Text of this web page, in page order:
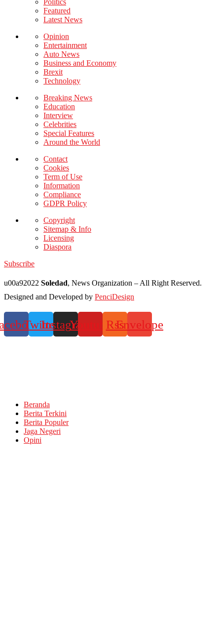
Politics
Featured
Latest News
Opinion
Entertainment
Auto News
Business and Economy
Brexit
Technology
Breaking News
Education
Interview
Celebrities
Special Features
Around the World
Contact
Cookies
Term of Use
Information
Compliance
GDPR Policy
Copyright
Sitemap & Info
Licensing
Diaspora
Subscribe
u00a92022 Soledad, News Organization – All Right Reserved.
Designed and Developed by PenciDesign
TwitterInstagramYoutubeRssEnvelope
Beranda
Berita Terkini
Berita Populer
Jaga Negeri
Opini